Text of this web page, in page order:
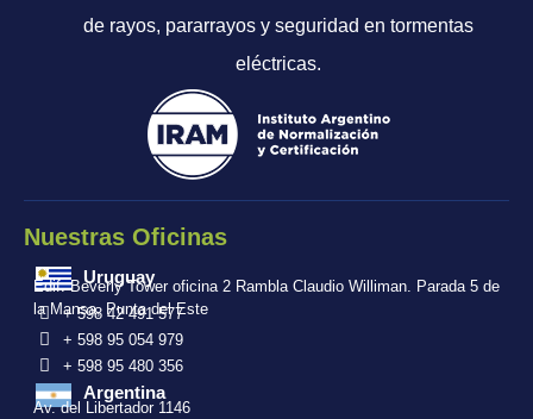
de rayos, pararrayos y seguridad en tormentas
eléctricas.
Nuestras Oficinas
Uruguay
Edif. Beverly Tower oficina 2 Rambla Claudio Williman. Parada 5 de
la Mansa, Punta del Este
+ 598 42 491 577
+ 598 95 054 979
+ 598 95 480 356
Argentina
Av. del Libertador 1146